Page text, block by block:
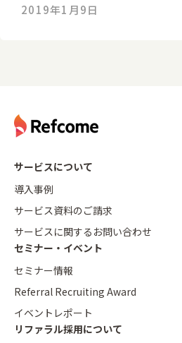
2019年1月9日
サービスについて
導入事例
サービス資料のご請求
サービスに関するお問い合わせ
セミナー・イベント
セミナー情報
Referral Recruiting Award
イベントレポート
リファラル採用について